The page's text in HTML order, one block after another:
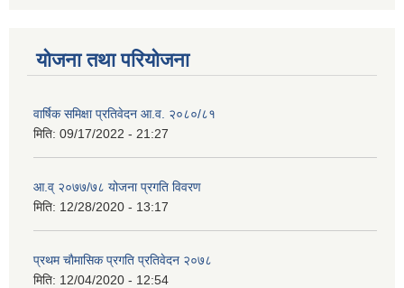
योजना तथा परियोजना
वार्षिक समिक्षा प्रतिवेदन आ.व. २०८०/८१
मिति: 09/17/2022 - 21:27
आ.व् २०७७/७८ योजना प्रगति विवरण
मिति: 12/28/2020 - 13:17
प्रथम चाैमासिक प्रगति प्रतिवेदन २०७८
मिति: 12/04/2020 - 12:54